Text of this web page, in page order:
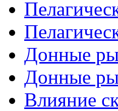
Донные
Донные
Влияние